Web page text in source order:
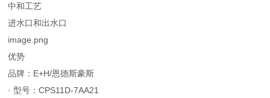
中和工艺
进水口和出水口
image.png
优势
品牌：E+H/恩德斯豪斯
· 型号：CPS11D-7AA21